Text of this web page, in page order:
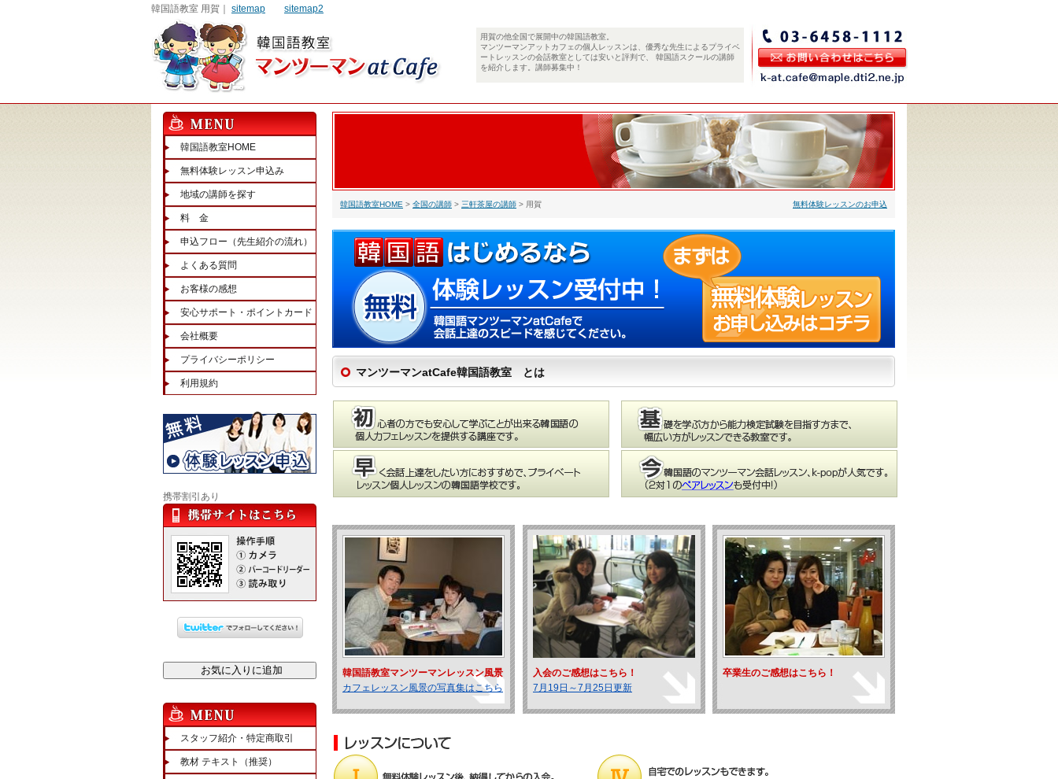
韓国語教室 用賀｜ sitemap sitemap2
用賀の他全国で展開中の韓国語教室。
マンツーマンアットカフェの個人レッスンは、優秀な先生によるプライベ
ートレッスンの会話教室としては安いと評判で、 韓国語スクールの講師
を紹介します。講師募集中！
韓国語教室HOME > 全国の講師 > 三軒茶屋の講師 > 用賀 無料体験レッスンのお申込
マンツーマンatCafe韓国語教室 とは
韓国語教室マンツーマンレッスン風景
カフェレッスン風景の写真集はこちら
入会のご感想はこちら！
7月19日～7月25日更新
卒業生のご感想はこちら！
韓国語教室HOME
無料体験レッスン申込み
地域の講師を探す
料 金
申込フロー（先生紹介の流れ）
よくある質問
お客様の感想
安心サポート・ポイントカード
会社概要
プライバシーポリシー
利用規約
携帯割引あり
スタッフ紹介・特定商取引
教材 テキスト（推奨）